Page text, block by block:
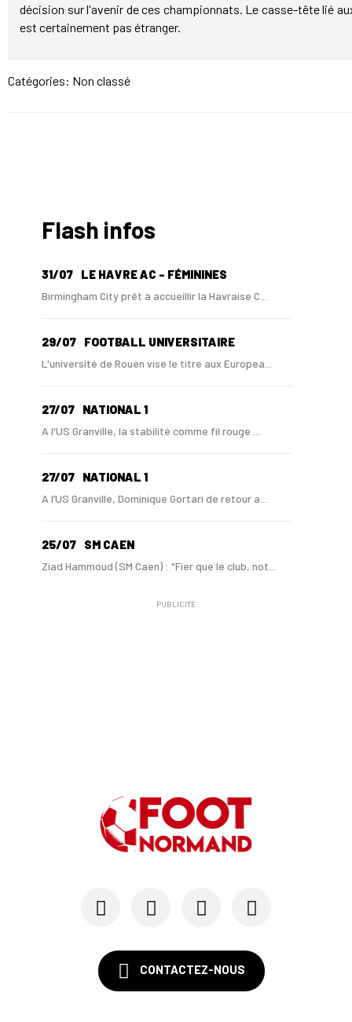
décision sur l'avenir de ces championnats. Le casse-tête lié
est certainement pas étranger.
Catégories: Non classé
Flash infos
31/07 LE HAVRE AC - FÉMININES
Birmingham City prêt à accueillir la Havraise C...
29/07 FOOTBALL UNIVERSITAIRE
L'université de Rouen vise le titre aux Europea...
27/07 NATIONAL 1
A l'US Granville, la stabilité comme fil rouge ...
27/07 NATIONAL 1
A l’US Granville, Dominique Gortari de retour a...
25/07 SM CAEN
Ziad Hammoud (SM Caen) : "Fier que le club, not...
SM CAEN - MERCATO
Avec Mohamed Hafid, Malherbe veut frapper un gr...
SM Caen : Julien Meilhac quitte la direction de...
PUBLICITÉ
CONTACTEZ-NOUS